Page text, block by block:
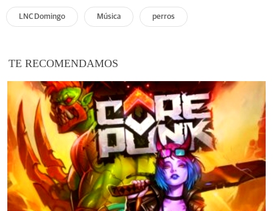
LNC Domingo Música perros
TE RECOMENDAMOS